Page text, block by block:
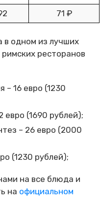
71 ₽
одном из лучших
ресторанов
– 16 евро (1230
евро (1690 рублей);
– 26 евро (2000
(1230 рублей);
на все блюда и
на официальном